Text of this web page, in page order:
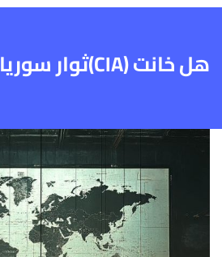
هل خانت (CIA)ثوار سوريا؟